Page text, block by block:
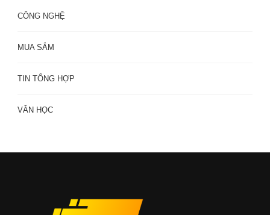
CÔNG NGHỆ
MUA SẮM
TIN TỔNG HỢP
VĂN HỌC